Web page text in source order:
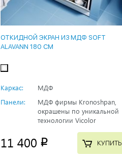
ОТКИДНОЙ ЭКРАН ИЗ МДФ SOFT
ALAVANN 180 СМ
Каркас:
МДФ
Панели:
МДФ фирмы Kronoshpan,
окрашены по уникальной
технологии Vicolor
11 400 p КУПИТЬ